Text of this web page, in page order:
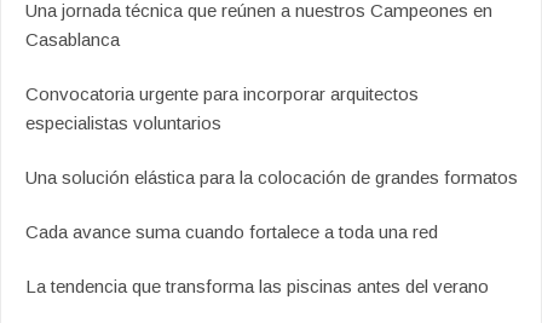
Una jornada técnica que reúnen a nuestros Campeones en
Casablanca
Convocatoria urgente para incorporar arquitectos
especialistas voluntarios
Una solución elástica para la colocación de grandes formatos
Cada avance suma cuando fortalece a toda una red
La tendencia que transforma las piscinas antes del verano